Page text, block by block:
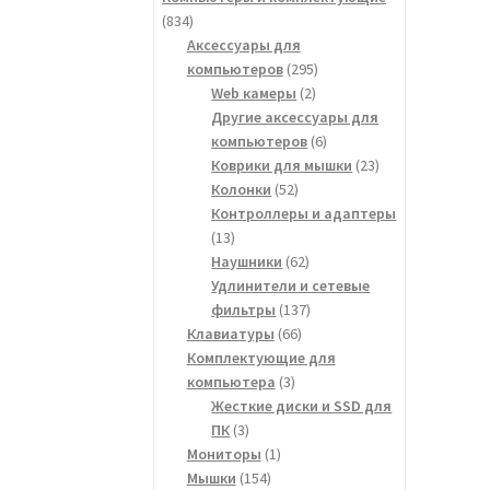
834834
товара
Аксессуары для
компьютеров 295295
товаров
Web камеры 22
товара
Другие аксессуары для
компьютеров 66
товаров
Коврики для мышки 2323
Колонки 5252
товара
Контроллеры и адаптеры
1313
товаров
Наушники 6262
товара
Удлинители и сетевые
фильтры 137137
Клавиатуры 6666
товаров
Комплектующие для
компьютера 33
товара
Жесткие диски и SSD для
ПК 33
товара
Мониторы 11
Мышки 154154